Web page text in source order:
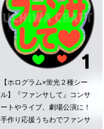
【ホログラム×蛍光２種シー
ル】『ファンサして』コンサ
ートやライブ、劇場公演に！
手作り応援うちわでファンサ